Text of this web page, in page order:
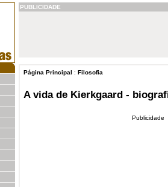
PUBLICIDADE
Página Principal : Filosofia
A vida de Kierkgaard -
Publicidade